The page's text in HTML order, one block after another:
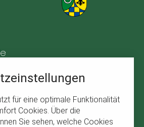
für eine optimale Funktionalität
Cookies. Über die
Sie sehen, welche Cookies